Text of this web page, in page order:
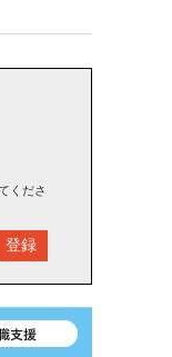
くださ
登録